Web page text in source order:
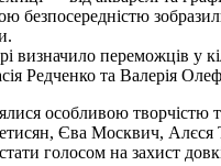
визначило переможців у
Редченко та Валерія
особливою
Єва Москвич,
голосом на захист